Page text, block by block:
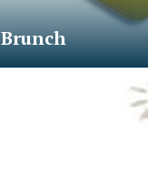
Brunch